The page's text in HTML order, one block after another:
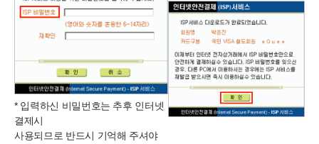
* 입력하신 비밀번호는 추후 인터넷
결제시
사용되므로 반드시 기억해 주셔야